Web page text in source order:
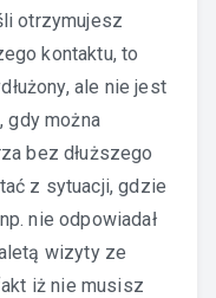
otrzymujesz
kontaktu, to
ale nie jest
gdy można
bez dłuższego
z sytuacji, gdzie
nie odpowiadał
wizyty ze
iż nie musisz